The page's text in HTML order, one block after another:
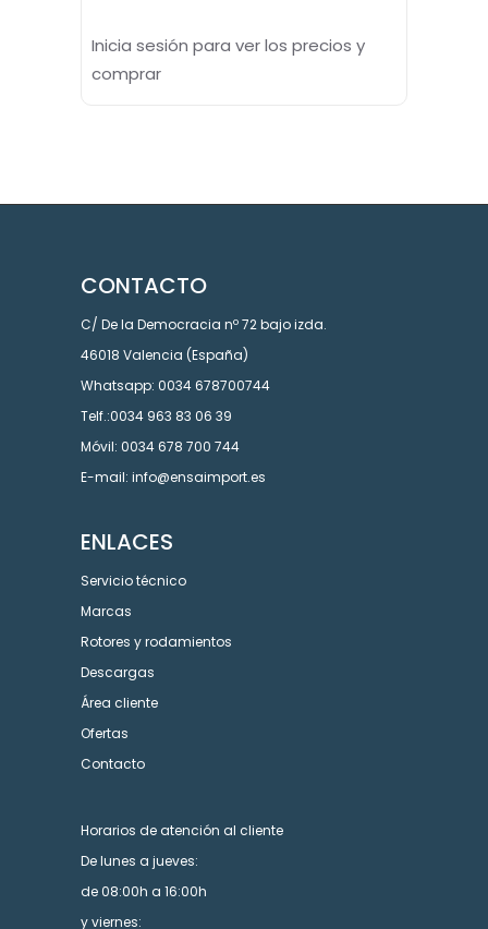
Inicia sesión para ver los precios y
comprar
CONTACTO
C/ De la Democracia nº 72 bajo izda.
46018 Valencia (España)
Whatsapp: 0034 678700744
Telf.:0034 963 83 06 39
Móvil: 0034 678 700 744
E-mail: info@ensaimport.es
ENLACES
Servicio técnico
Marcas
Rotores y rodamientos
Descargas
Área cliente
Ofertas
Contacto
Horarios de atención al cliente
De lunes a jueves:
de 08:00h a 16:00h
y viernes: